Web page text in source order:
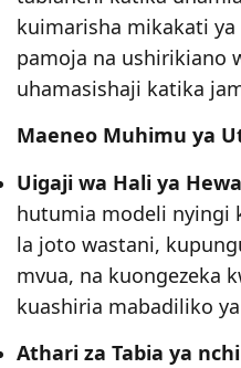
kuimarisha mikakati
pamoja na ushirikiano
uhamasishaji katika
Maeneo Muhimu ya
Uigaji wa Hali ya
hutumia modeli nyingi
la joto wastani,
mvua, na kuongezeka
kuashiria mabadiliko
Athari za Tabia ya